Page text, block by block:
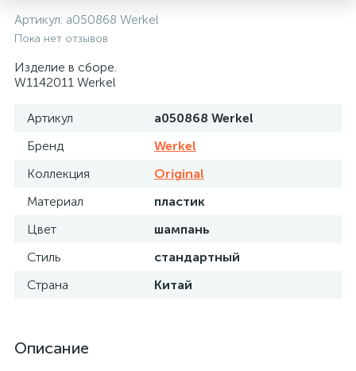
Артикул: a050868 Werkel
Пока нет отзывов
Изделие в сборе.
W1142011 Werkel
Артикул
a050868 Werkel
Бренд
Werkel
Коллекция
Original
Материал
пластик
Цвет
шампань
Стиль
стандартный
Страна
Китай
Описание